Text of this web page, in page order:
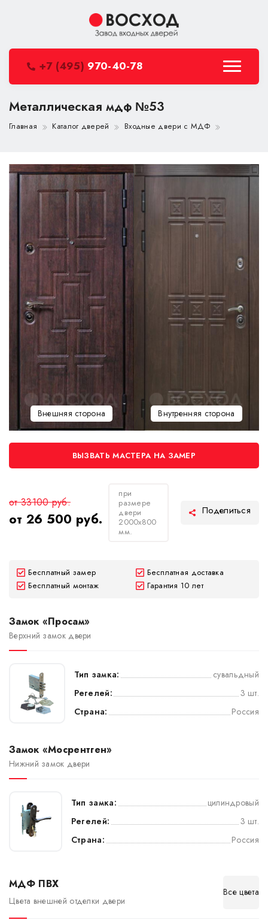
+7 (495) 970-40-78
Металлическая мдф №53
Главная Каталог дверей Входные двери с МДФ
Внешняя сторона Внутренняя сторона
ВЫЗВАТЬ МАСТЕРА НА ЗАМЕР
от 33100 руб.
от 26 500 руб.
при
размере
двери
2000х800
мм.
Бесплатный замер
Бесплатная доставка
Бесплатный монтаж
Гарантия 10 лет
Замок «Просам»
Верхний замок двери
Тип замка:
сувальдный
Регелей:
3 шт.
Страна:
Россия
Замок «Мосрентген»
Нижний замок двери
Тип замка:
цилиндровый
Регелей:
3 шт.
Страна:
Россия
МДФ ПВХ
Цвета внешней отделки двери
Все цвета